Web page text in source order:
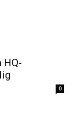
HQ-
0